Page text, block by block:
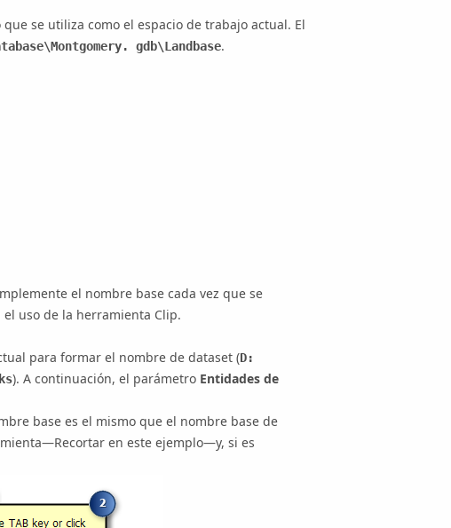
se utiliza como el espacio de trabajo actual. El
gdb\Landbase.
el nombre base cada vez que se
uso de la herramienta Clip.
para formar el nombre de dataset (D:
). A continuación, el parámetro Entidades de
base es el mismo que el nombre base de
Recortar en este ejemplo—y, si es